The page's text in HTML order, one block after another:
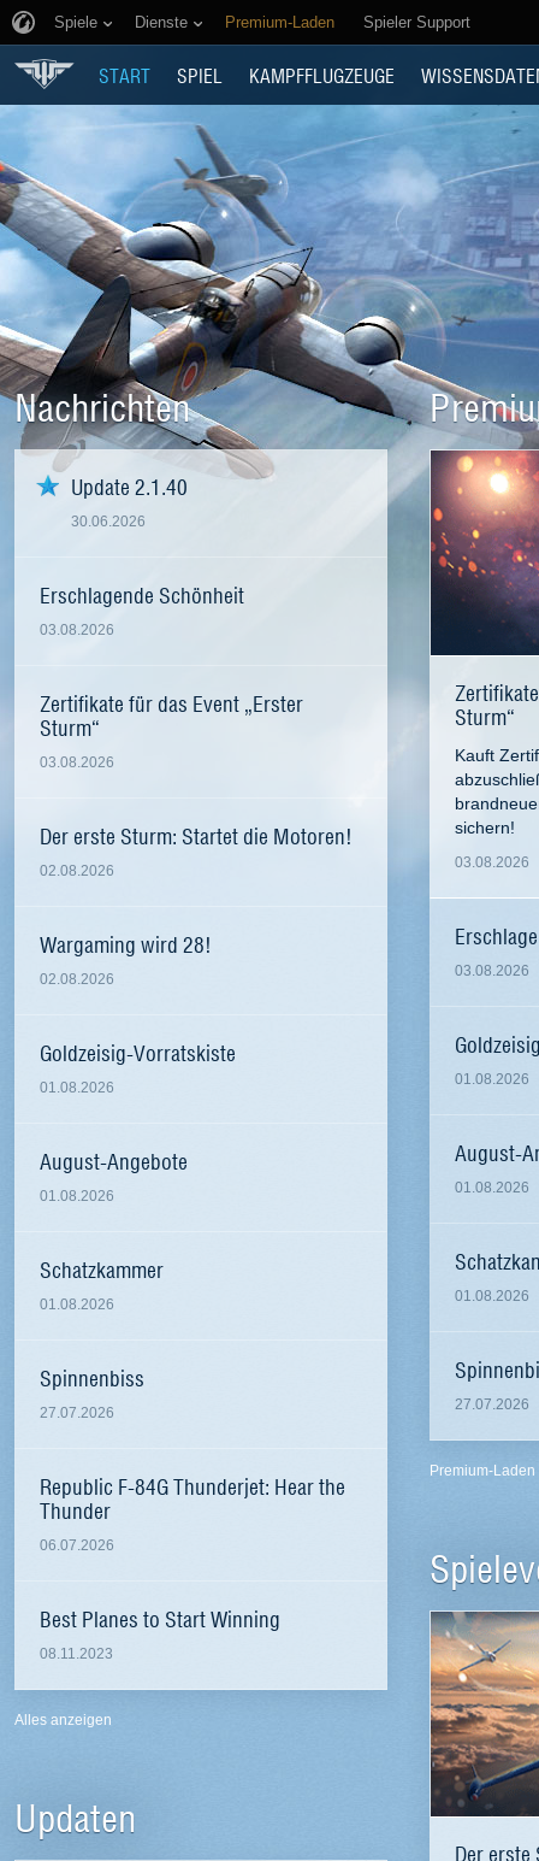
Spiele Dienste Premium-Laden Spieler Support
START SPIEL KAMPFFLUGZEUGE
Nachrichten
Update 2.1.40
30.06.2026
Erschlagende Schönheit
03.08.2026
Zertifikate für das Event „Erster
Sturm“
03.08.2026
Der erste Sturm: Startet die Motoren!
02.08.2026
Wargaming wird 28!
02.08.2026
Goldzeisig-Vorratskiste
01.08.2026
August-Angebote
01.08.2026
Schatzkammer
01.08.2026
Spinnenbiss
27.07.2026
Republic F-84G Thunderjet: Hear the
Thunder
06.07.2026
Best Planes to Start Winning
08.11.2023
Alles anzeigen
Updaten
Sturm“
Kauft
sichern!
03.08.2026
03.08.2026
01.08.2026
August-
01.08.2026
01.08.2026
27.07.2026
Premium-Laden
Der